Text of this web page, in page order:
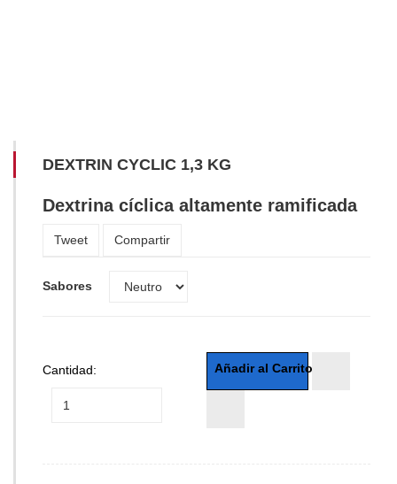
DEXTRIN CYCLIC 1,3 KG
Dextrina cíclica altamente ramificada
Tweet Compartir
Sabores
Cantidad: